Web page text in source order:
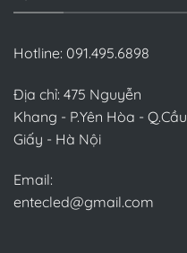
Hotline: 091.495.6898
Địa chỉ: 475 Nguyễn
Khang - P.Yên Hòa - Q.Cầu
Giấy - Hà Nội
Email:
entecled@gmail.com